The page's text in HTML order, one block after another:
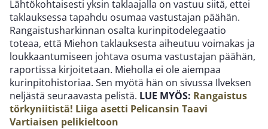
Lähtökohtaisesti yksin taklaajalla on vastuu siitä, ettei
taklauksessa tapahdu osumaa vastustajan päähän.
Rangaistusharkinnan osalta kurinpitodelegaatio
toteaa, että Miehon taklauksesta aiheutuu voimakas ja
loukkaantumiseen johtava osuma vastustajan päähän,
raportissa kirjoitetaan. Mieholla ei ole aiempaa
kurinpitohistoriaa. Sen myötä hän on sivussa Ilveksen
neljästä seuraavasta pelistä. LUE MYÖS: Rangaistus
törkyniitistä! Liiga asetti Pelicansin Taavi
Vartiaisen pelikieltoon